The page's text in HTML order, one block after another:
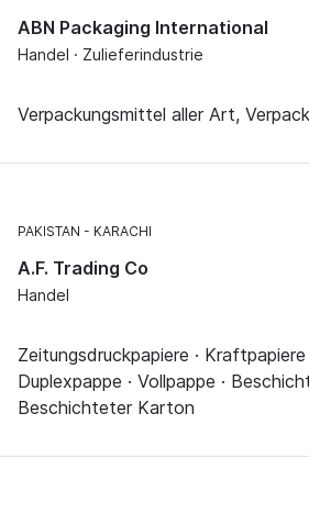
ABN Packaging International
Handel · Zulieferindustrie
Verpackungsmittel aller Art,
PAKISTAN KARACHI
A.F. Trading Co
Handel
Zeitungsdruckpapiere ·
Duplexpappe · Vollpappe ·
Beschichteter Karton